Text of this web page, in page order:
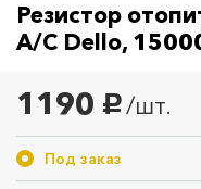
Резистор
A/C Dello,
1190 руб. /шт.
Под заказ